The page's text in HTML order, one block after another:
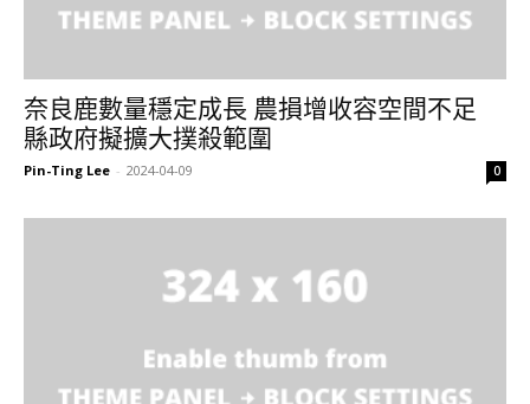
奈良鹿數量穩定成長 農損增收容空間不足
縣政府擬擴大撲殺範圍
Pin-Ting Lee - 2024-04-09 0